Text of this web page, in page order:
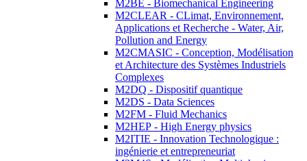
M2BE - Biomechanical Engineering
M2CLEAR - CLimat, Environnement,
Applications et Recherche - Water, Air,
Pollution and Energy
M2CMASIC - Conception, Modélisation
et Architecture des Systèmes Industriels
Complexes
M2DQ - Dispositif quantique
M2DS - Data Sciences
M2FM - Fluid Mechanics
M2HEP - High Energy physics
M2ITIE - Innovation Technologique :
ingénierie et entrepreneuriat